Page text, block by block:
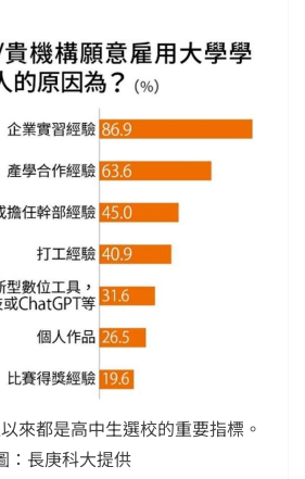
來都是高中生選校的重要指標。
：長庚科大提供